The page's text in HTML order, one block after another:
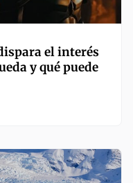
el interés
y qué puede